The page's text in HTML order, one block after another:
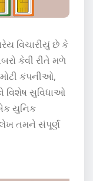
વિચારીયું છે કે
કેવી રીતે મળે
કંપનીઓ,
વિશેષ સુવિધાઓ
યુનિક
લેખ તમને સંપૂર્ણ